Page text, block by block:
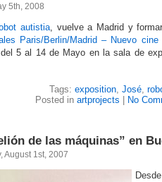
5th, 2008
autistia, vuelve a Madrid y
Paris/Berlin/Madrid – Nuevo
5 al 14 de Mayo en la sala de
Tags: exposition, José,
Posted in artprojects No
de las máquinas” en
August 1st, 2007